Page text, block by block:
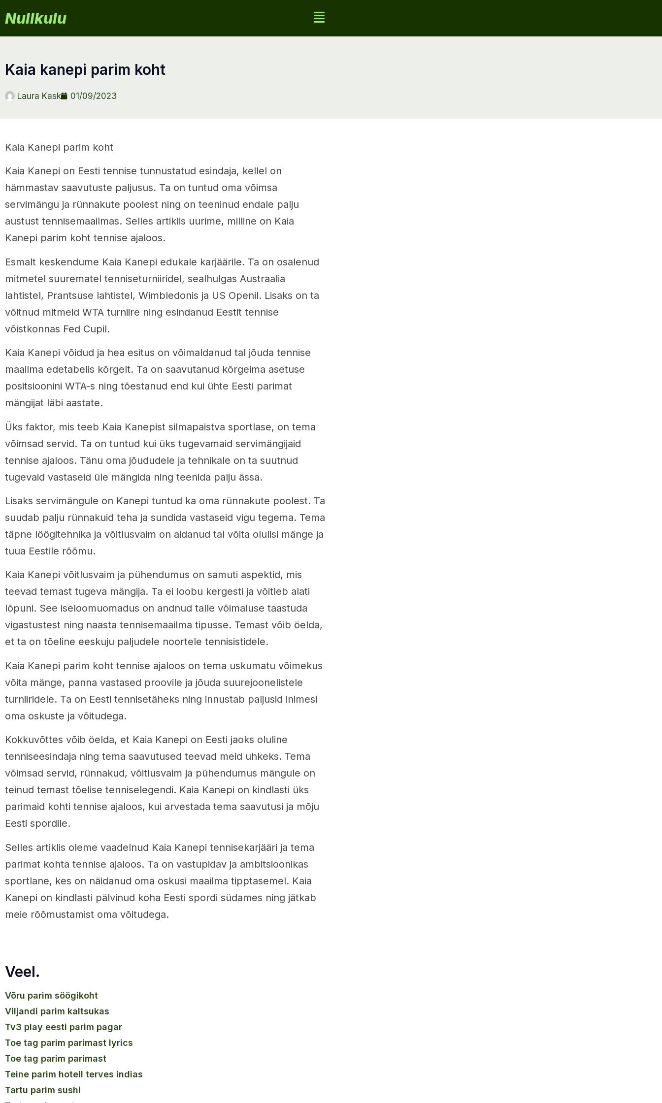
Nullkulu
kaia kanepi parim koht
Laura Kask 01/09/2023
Kaia Kanepi parim koht
Kaia Kanepi on Eesti tennise tunnustatud esindaja, kellel on
hämmastav saavutuste paljusus. Ta on tuntud oma võimsa
servimängu ja rünnakute poolest ning on teeninud endale palju
austust tennisemaailmas. Selles artiklis uurime, milline on Kaia
Kanepi parim koht tennise ajaloos.
Esmalt keskendume Kaia Kanepi edukale karjäärile. Ta on osalenud
mitmetel suurematel tenniseturniiridel, sealhulgas Austraalia
lahtistel, Prantsuse lahtistel, Wimbledonis ja US Openil. Lisaks on ta
võitnud mitmeid WTA turniire ning esindanud Eestit tennise
võistkonnas Fed Cupil.
Kaia Kanepi võidud ja hea esitus on võimaldanud tal jõuda tennise
maailma edetabelis kõrgelt. Ta on saavutanud kõrgeima asetuse
positsioonini WTA-s ning tõestanud end kui ühte Eesti parimat
mängijat läbi aastate.
Üks faktor, mis teeb Kaia Kanepist silmapaistva sportlase, on tema
võimsad servid. Ta on tuntud kui üks tugevamaid servimängijaid
tennise ajaloos. Tänu oma jõududele ja tehnikale on ta suutnud
tugevaid vastaseid üle mängida ning teenida palju ässa.
Lisaks servimängule on Kanepi tuntud ka oma rünnakute poolest. Ta
suudab palju rünnakuid teha ja sundida vastaseid vigu tegema. Tema
täpne löögitehnika ja võitlusvaim on aidanud tal võita olulisi mänge ja
tuua Eestile rõõmu.
Kaia Kanepi võitlusvaim ja pühendumus on samuti aspektid, mis
teevad temast tugeva mängija. Ta ei loobu kergesti ja võitleb alati
lõpuni. See iseloomuomadus on andnud talle võimaluse taastuda
vigastustest ning naasta tennisemaailma tipusse. Temast võib öelda,
et ta on tõeline eeskuju paljudele noortele tennisistidele.
Kaia Kanepi parim koht tennise ajaloos on tema uskumatu võimekus
võita mänge, panna vastased proovile ja jõuda suurejoonelistele
turniiridele. Ta on Eesti tennisetäheks ning innustab paljusid inimesi
oma oskuste ja võitudega.
Kokkuvõttes võib öelda, et Kaia Kanepi on Eesti jaoks oluline
tenniseesindaja ning tema saavutused teevad meid uhkeks. Tema
võimsad servid, rünnakud, võitlusvaim ja pühendumus mängule on
teinud temast tõelise tenniselegendi. Kaia Kanepi on kindlasti üks
parimaid kohti tennise ajaloos, kui arvestada tema saavutusi ja mõju
Eesti spordile.
Selles artiklis oleme vaadelnud Kaia Kanepi tennisekarjääri ja tema
parimat kohta tennise ajaloos. Ta on vastupidav ja ambitsioonikas
sportlane, kes on näidanud oma oskusi maailma tipptasemel. Kaia
Kanepi on kindlasti pälvinud koha Eesti spordi südames ning jätkab
meie rõõmustamist oma võitudega.
Veel.
võru parim söögikoht
viljandi parim kaltsukas
tv3 play eesti parim pagar
toe tag parim parimast lyrics
toe tag parim parimast
teine parim hotell terves indias
tartu parim sushi